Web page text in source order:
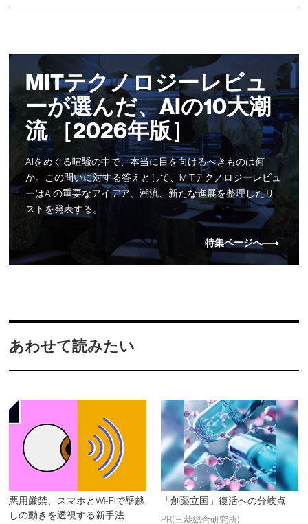
MITテクノロジーレビュ
ーが選んだ、AIの10大潮
流 ［2026年版］
AIをめぐる喧騒の中で、本当に目を向けるべきものは何
か。この問いに対する答えとして、MITテクノロジーレビュ
ーはAIの重要なアイデア、潮流、新たな進展を整理したリ
ストを発表する。
特集ページへ
あわせて読みたい
悪用厳禁、スマホとWi-Fiで壁越
しの動きを透視する新手法
「創薬立国」復活への分岐点
PR(三菱総合研究所)